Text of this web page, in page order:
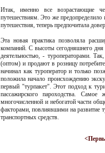
Итак, именно все возрастающие
путешествиям. Это же предопределило
путешествия, теперь предпочитала
Эта новая практика позволяла
компаний. С высоты сегодняшнего дня
деятельностью, - туроператорами.
(оптом) и продают в розницу
начинал как туроператор и только
положила начало происхождению
первый "турпакет". Этот подход к
пассажирского пароходства.
многочисленной и небогатой части
факторами, повлиявшими на развитие
транспортных средств.